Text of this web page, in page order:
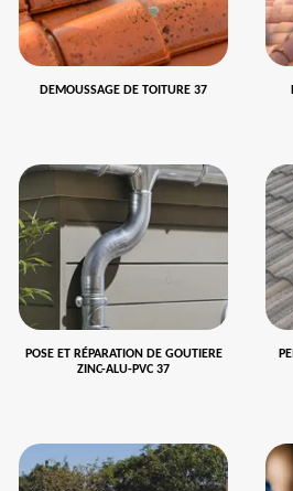
DEMOUSSAGE DE TOITURE 37
POSE ET RÉPARATION DE GOUTIERE
ZINC-ALU-PVC 37